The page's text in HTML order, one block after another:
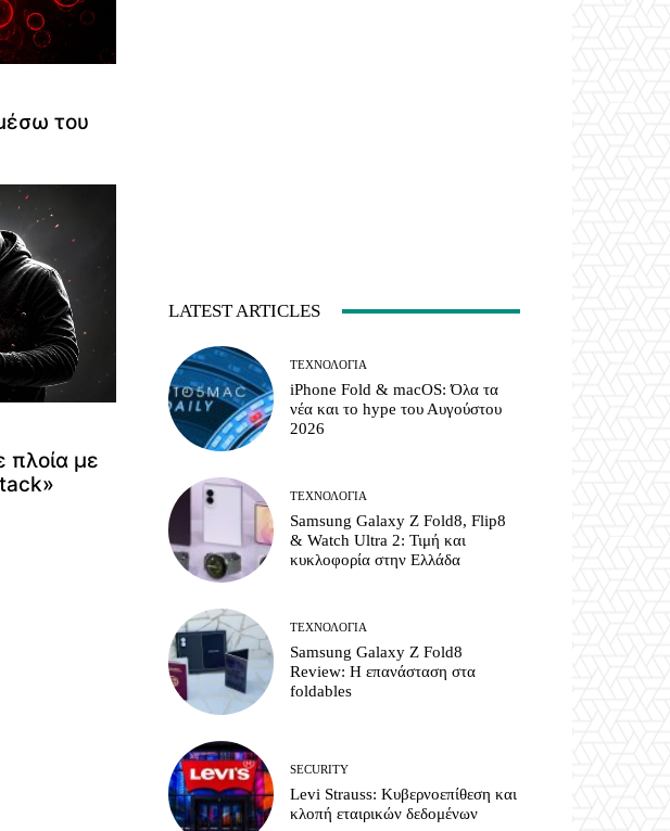
του
πλοία με
LATEST ARTICLES
ΤΕΧΝΟΛΟΓΊΑ
iPhone Fold & macOS: Όλα τα
νέα και το hype του Αυγούστου
2026
ΤΕΧΝΟΛΟΓΊΑ
Samsung Galaxy Z Fold8, Flip8
& Watch Ultra 2: Τιμή και
κυκλοφορία στην Ελλάδα
ΤΕΧΝΟΛΟΓΊΑ
Samsung Galaxy Z Fold8
Review: Η επανάσταση στα
foldables
SECURITY
Levi Strauss: Κυβερνοεπίθεση και
κλοπή εταιρικών δεδομένων